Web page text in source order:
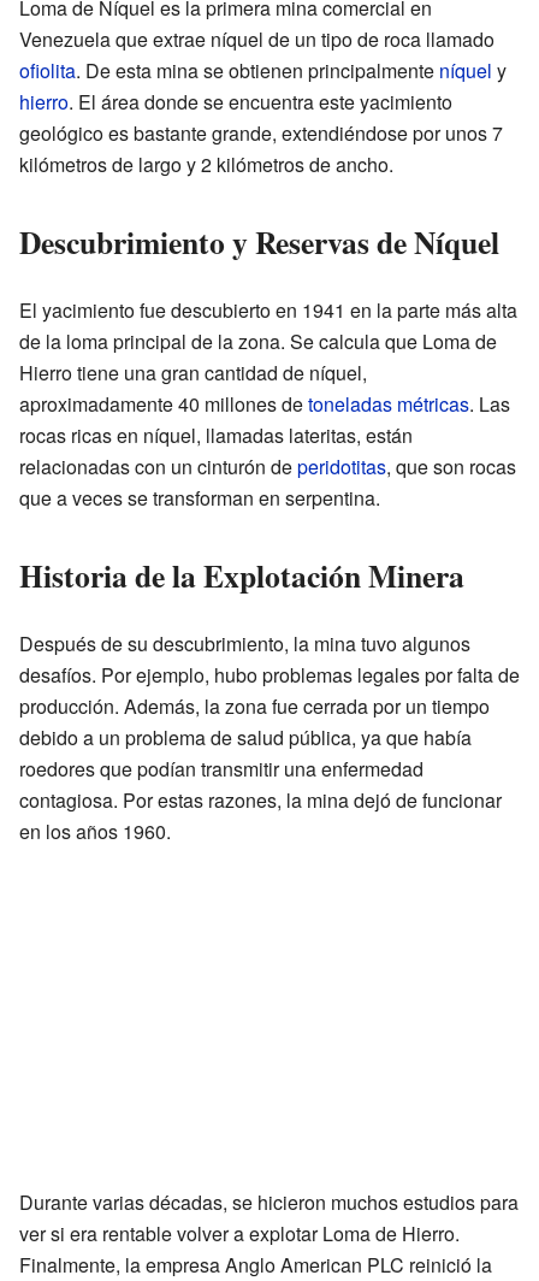
Loma de Níquel es la primera mina comercial en
Venezuela que extrae níquel de un tipo de roca llamado
ofiolita. De esta mina se obtienen principalmente níquel y
hierro. El área donde se encuentra este yacimiento
geológico es bastante grande, extendiéndose por unos 7
kilómetros de largo y 2 kilómetros de ancho.
Descubrimiento y Reservas de Níquel
El yacimiento fue descubierto en 1941 en la parte más alta
de la loma principal de la zona. Se calcula que Loma de
Hierro tiene una gran cantidad de níquel,
aproximadamente 40 millones detoneladas métricas. Las
rocas ricas en níquel, llamadas lateritas, están
relacionadas con un cinturón deperidotitas, que son rocas
que a veces se transforman en serpentina.
Historia de la Explotación Minera
Después de su descubrimiento, la mina tuvo algunos
desafíos. Por ejemplo, hubo problemas legales por falta de
producción. Además, la zona fue cerrada por un tiempo
debido a un problema de salud pública, ya que había
roedores que podían transmitir una enfermedad
contagiosa. Por estas razones, la mina dejó de funcionar
en los años 1960.
Durante varias décadas, se hicieron muchos estudios para
ver si era rentable volver a explotar Loma de Hierro.
Finalmente, la empresa Anglo American PLC reinició la